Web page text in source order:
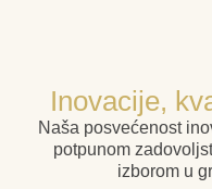
Inovacije,
Naša posvećenost
potpunom
izborom u